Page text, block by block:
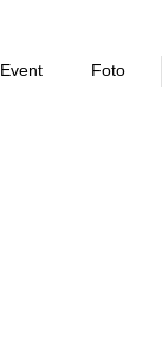
Event Foto